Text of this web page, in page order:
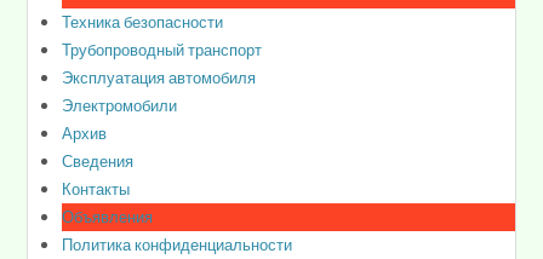
Техника безопасности
Трубопроводный транспорт
Эксплуатация автомобиля
Электромобили
Архив
Сведения
Контакты
Объявления
Политика конфиденциальности